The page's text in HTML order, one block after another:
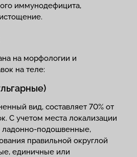
иммунодефицита,
на морфологии и
на теле:
вид, составляет 70% от
С учетом места локализации
подошвенные,
правильной округлой
единичные или